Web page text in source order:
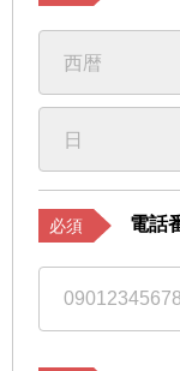
必須 電話